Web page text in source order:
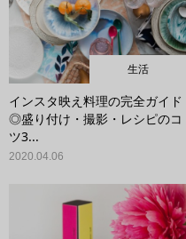
生活
インスタ映え料理の完全ガイド
◎盛り付け・撮影・レシピのコ
ツ3...
2020.04.06